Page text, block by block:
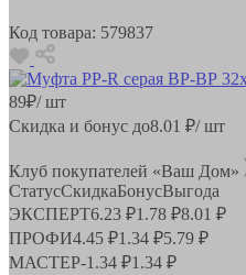
Код товара: 579837
89₽/ шт
Скидка и бонус до8.01 ₽/ шт
Клуб покупателей «Ваш Дом»
СтатусСкидкаБонусВыгода
ЭКСПЕРТ6.23 ₽1.78 ₽8.01 ₽
ПРОФИ4.45 ₽1.34 ₽5.79 ₽
МАСТЕР-1.34 ₽1.34 ₽